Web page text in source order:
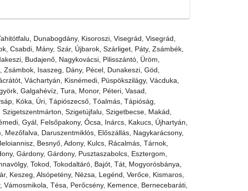
Dunabogdány, Kisoroszi, Visegrád, Visegrád,
Csabdi, Mány, Szár, Újbarok, Szárliget, Páty, Zsámbék,
Budajenő, Nagykovácsi, Pilisszántó, Üröm,
Isaszeg, Dány, Pécel, Dunakeszi, Göd,
Váchartyán, Kisnémedi, Püspökszilágy, Vácduka,
Galgahévíz, Tura, Monor, Péteri, Vasad,
Kóka, Úri, Tápiószecső, Tóalmás, Tápióság,
Szigetújfalu, Szigetbecse, Makád,
Gyál, Felsőpakony, Ócsa, Inárcs, Kakucs, Újhartyán,
Daruszentmiklós, Előszállás, Nagykarácsony,
Besnyő, Adony, Kulcs, Rácalmás, Tárnok,
Gárdony, Gárdony, Pusztaszabolcs, Esztergom,
Tokod, Tokodaltáró, Bajót, Tát, Mogyorósbánya,
Keszeg, Alsópetény, Nézsa, Legénd, Verőce, Kismaros,
Tésa, Perőcsény, Kemence, Bernecebaráti,